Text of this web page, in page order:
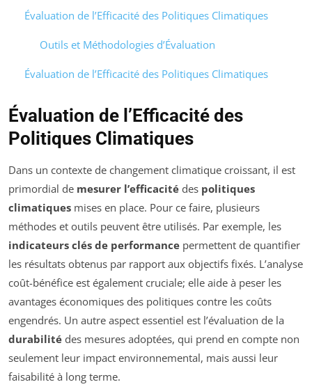
Évaluation de l’Efficacité des Politiques Climatiques
Outils et Méthodologies d’Évaluation
Évaluation de l’Efficacité des Politiques Climatiques
Évaluation de l’Efficacité des
Politiques Climatiques
Dans un contexte de changement climatique croissant, il est
primordial de mesurer l’efficacité des politiques
climatiques mises en place. Pour ce faire, plusieurs
méthodes et outils peuvent être utilisés. Par exemple, les
indicateurs clés de performance permettent de quantifier
les résultats obtenus par rapport aux objectifs fixés. L’analyse
coût-bénéfice est également cruciale; elle aide à peser les
avantages économiques des politiques contre les coûts
engendrés. Un autre aspect essentiel est l’évaluation de la
durabilité des mesures adoptées, qui prend en compte non
seulement leur impact environnemental, mais aussi leur
faisabilité à long terme.